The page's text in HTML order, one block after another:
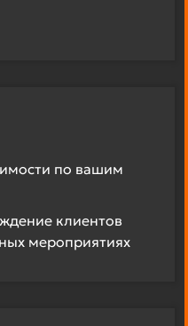
по вашим
клиентов
мероприятиях